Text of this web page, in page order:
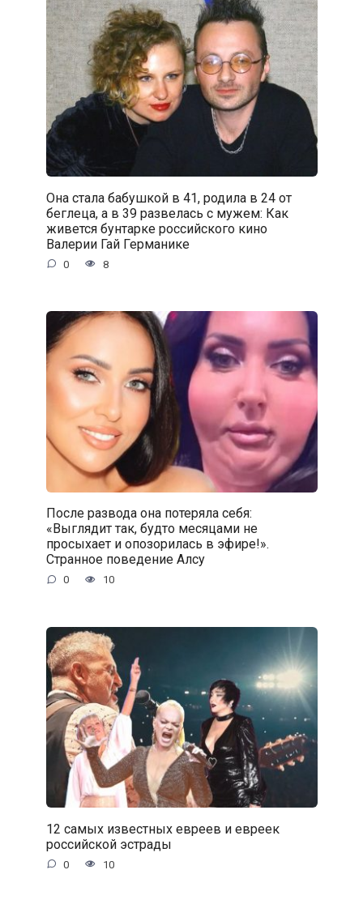
Она стала бабушкой в 41, родила в 24 от
беглеца, а в 39 развелась с мужем: Как
живется бунтарке российского кино
Валерии Гай Германике
0 8
После развода она потеряла себя:
«Выглядит так, будто месяцами не
просыхает и опозорилась в эфире!».
Странное поведение Алсу
0 10
12 самых известных евреев и евреек
российской эстрады
0 10